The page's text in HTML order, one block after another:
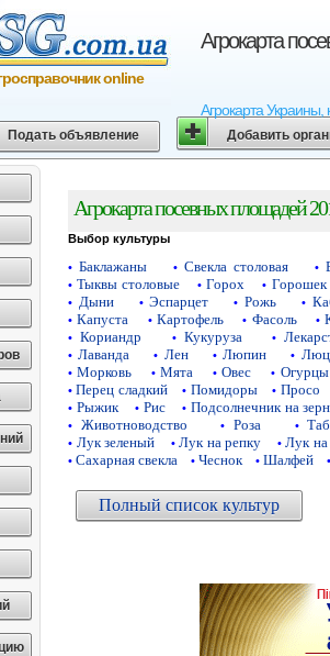
Агрокарта
Агрокарта
online
Подать объявление Добавить
Агрокарта посевных площадей
Выбор культуры
• Баклажаны • Свекла столовая •
• Тыквы столовые • Горох • Горошек
• Дыни • Эспарцет • Рожь •
• Капуста • Картофель • Фасоль •
• Кориандр • Кукуруза •
• Лаванда • Лен • Люпин •
• Морковь • Мята • Овес • Огурцы
• Перец сладкий • Помидоры • Просо
• Рыжик • Рис • Подсолнечник на
• Животноводство • Роза •
• Лук зеленый • Лук на репку • Лук на
• Сахарная свекла • Чеснок • Шалфей •
Полный список культур